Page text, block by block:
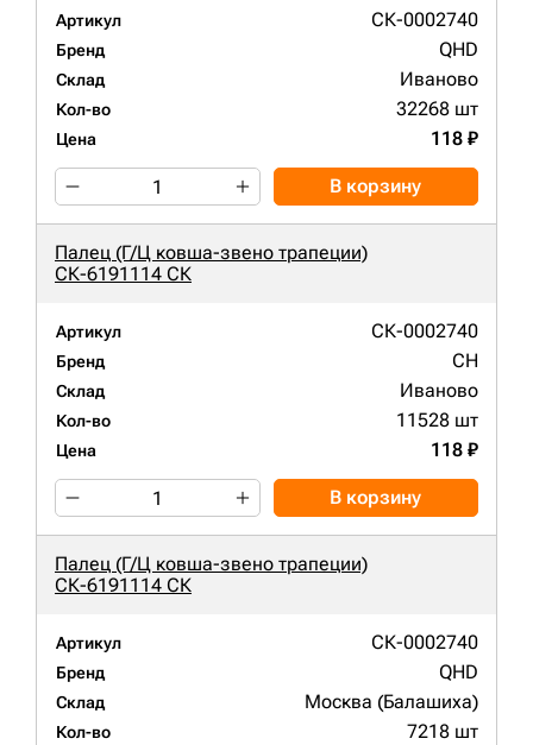
Артикул СК-0002740
Бренд QHD
Склад Иваново
Кол-во 32268 шт
Цена 118 ₽
В корзину
Палец (Г/Ц ковша-звено трапеции)
СК-6191114 СК
Артикул СК-0002740
Бренд CH
Склад Иваново
Кол-во 11528 шт
Цена 118 ₽
В корзину
Палец (Г/Ц ковша-звено трапеции)
СК-6191114 СК
Артикул СК-0002740
Бренд QHD
Склад Москва (Балашиха)
Кол-во 7218 шт